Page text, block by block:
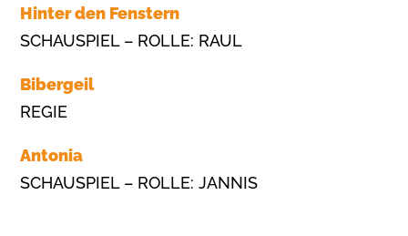
Hinter den Fenstern
SCHAUSPIEL – ROLLE: RAUL
Bibergeil
REGIE
Antonia
SCHAUSPIEL – ROLLE: JANNIS